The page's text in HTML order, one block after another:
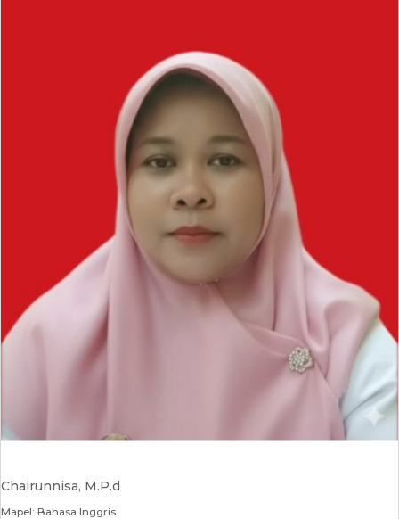
Chairunnisa, M.P.d
Mapel: Bahasa Inggris